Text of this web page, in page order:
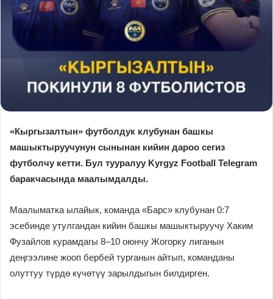
«Кыргызалтын» футболдук клубунан башкы
машыктыруучунун сынынан кийин дароо сегиз
футболчу кетти. Бул тууралуу Kyrgyz Football Telegram
баракчасында маалымдалды.
Маалыматка ылайык, команда «Барс» клубунан 0:7
эсебинде утулгандан кийин башкы машыктыруучу Хаким
Фузайлов курамдагы 8–10 оюнчу Жогорку лиганын
деңгээлине жооп бербей турганын айтып, команданы
олуттуу түрдө күчөтүү зарылдыгын билдирген.